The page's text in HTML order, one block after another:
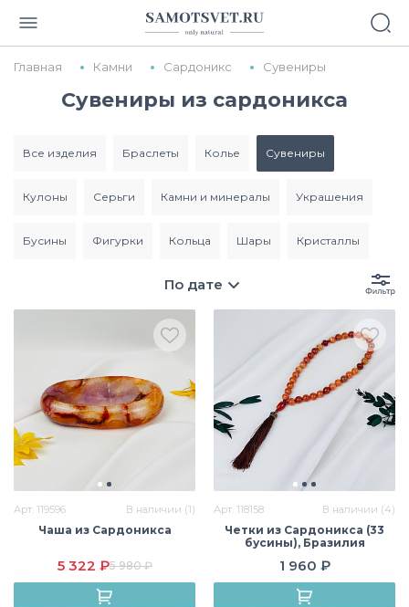
Главная Камни Сардоникс Сувениры
Сувениры из сардоникса
все изделия браслеты колье сувениры
кулоны серьги камни и минералы украшения
бусины фигурки кольца шары кристаллы
По дате
Арт. 119596 В наличии (1)
Чаша из Сардоникса
5 322 ₽5 980 ₽
Арт. 118158 В наличии (4)
Четки из Сардоникса (33
бусины), Бразилия
1 960 ₽